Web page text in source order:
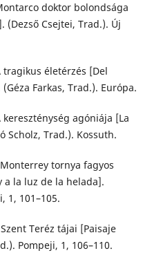
doktor bolondsága
Csejtei, Trad.). Új
életérzés [Del
Farkas, Trad.). Európa.
agóniája [La
Scholz, Trad.). Kossuth.
tornya fagyos
la luz de la helada].
1, 101–105.
Teréz tájai [Paisaje
Pompeji, 1, 106–110.